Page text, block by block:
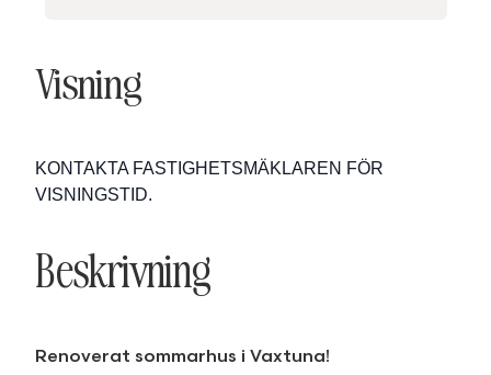
Visning
KONTAKTA FASTIGHETSMÄKLAREN FÖR
VISNINGSTID.
Beskrivning
Renoverat sommarhus i Vaxtuna!